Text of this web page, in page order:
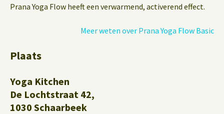
Prana Yoga Flow heeft een verwarmend, activerend effect.
Meer weten over Prana Yoga Flow Basic
Plaats
Yoga Kitchen
De Lochtstraat 42,
1030 Schaarbeek